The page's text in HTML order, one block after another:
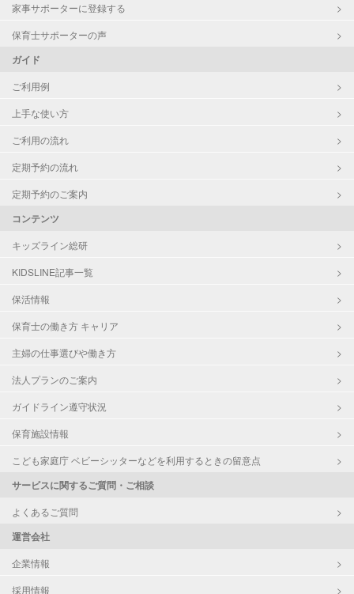
家事サポーターに登録する
保育士サポーターの声
ガイド
ご利用例
上手な使い方
ご利用の流れ
定期予約の流れ
定期予約のご案内
コンテンツ
キッズライン総研
KIDSLINE記事一覧
保活情報
保育士の働き方 キャリア
主婦の仕事選びや働き方
法人プランのご案内
ガイドライン遵守状況
保育施設情報
こども家庭庁 ベビーシッターなどを利用するときの留意点
サービスに関するご質問・ご相談
よくあるご質問
運営会社
企業情報
採用情報